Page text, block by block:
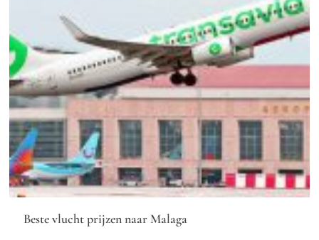
Beste vlucht prijzen naar Malaga